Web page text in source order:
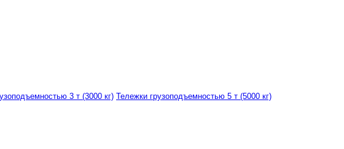
3 т (3000 кг) Тележки грузоподъемностью 5 т (5000 кг)